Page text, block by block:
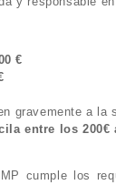
€
gravemente a la
entre los 200€
cumple los